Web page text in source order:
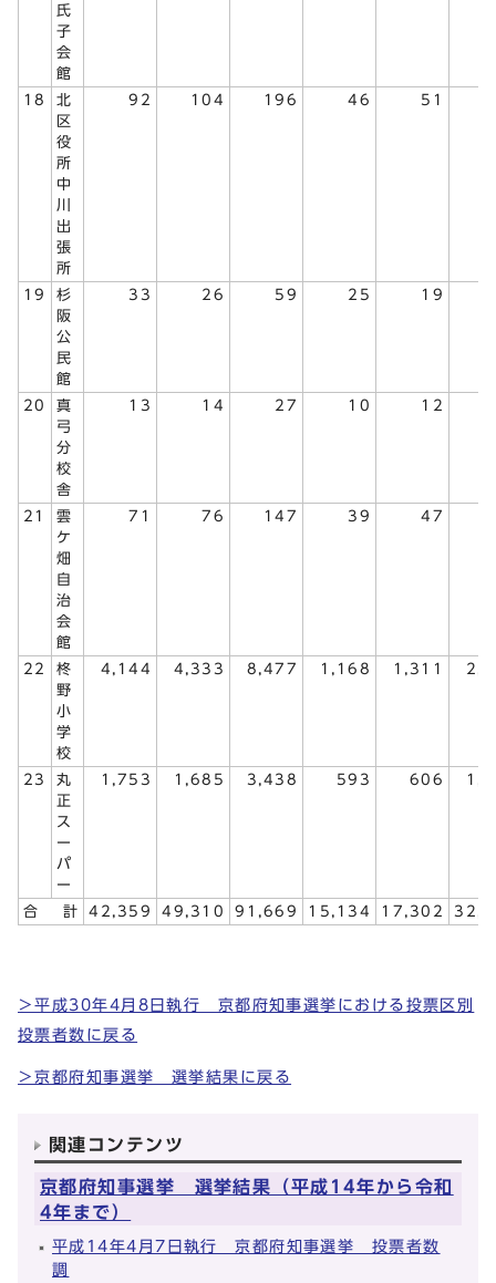
氏
子
会
館
18
北
区
役
所
中
川
出
張
所
92 104 196 46 51
19
杉
阪
公
民
館
33 26 59 25 19
20
真
弓
分
校
舎
13 14 27 10 12
21
雲
ケ
畑
自
治
会
館
71 76 147 39 47
22
柊
野
小
学
校
4,144 4,333 8,477 1,168 1,311
23
丸
正
ス
ー
パ
ー
1,753 1,685 3,438 593 606
合 計 42,359 49,310 91,669 15,134 17,302
＞平成30年4月8日執行 京都府知事選挙における投票区別
投票者数に戻る
＞京都府知事選挙 選挙結果に戻る
関連コンテンツ
京都府知事選挙 選挙結果（平成14年から令和
4年まで）
平成14年4月7日執行 京都府知事選挙 投票者数
調